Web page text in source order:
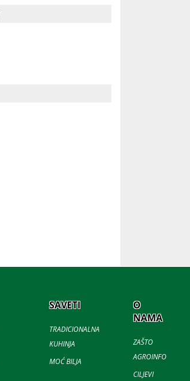
SAVETI
TRADICIONALNA
KUHINJA
MOĆ BILJA
O
NAMA
ZAŠTO
AGROINFO
CILJEVI